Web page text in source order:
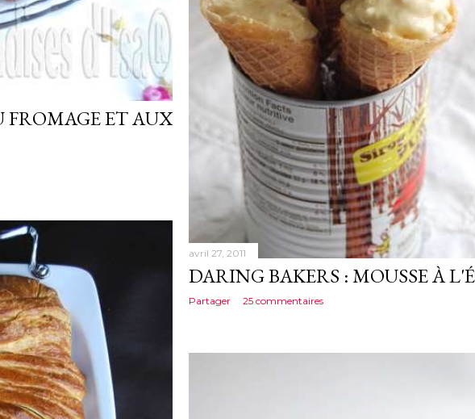
FROMAGE ET AUX
avril 27, 2011
DARING BAKERS : MOUSSE À
Partager 25 commentaires